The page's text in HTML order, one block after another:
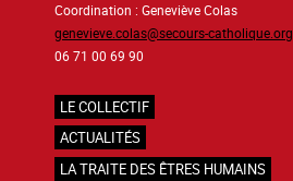
Coordination : Geneviève Colas
genevieve.colas@secours-catholique.org
06 71 00 69 90
Navigation
principale
LE COLLECTIF
ACTUALITÉS
LA TRAITE DES ÊTRES HUMAINS